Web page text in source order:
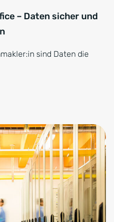
– Daten sicher und
sind Daten die